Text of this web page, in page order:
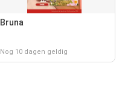
Bruna
Nog 10 dagen geldig